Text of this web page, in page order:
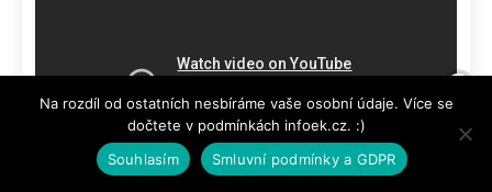
Na rozdíl od ostatních nesbíráme vaše osobní údaje. Více se
dočtete v podmínkách infoek.cz. :)
Souhlasím
Smluvní podmínky a GDPR